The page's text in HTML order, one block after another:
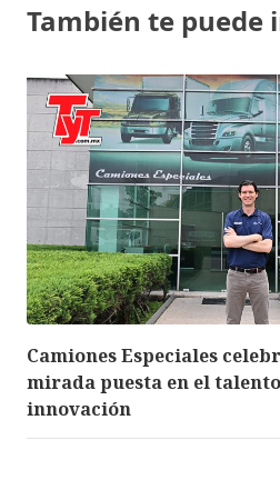
También te puede
Camiones Especiales
mirada puesta en el
innovación